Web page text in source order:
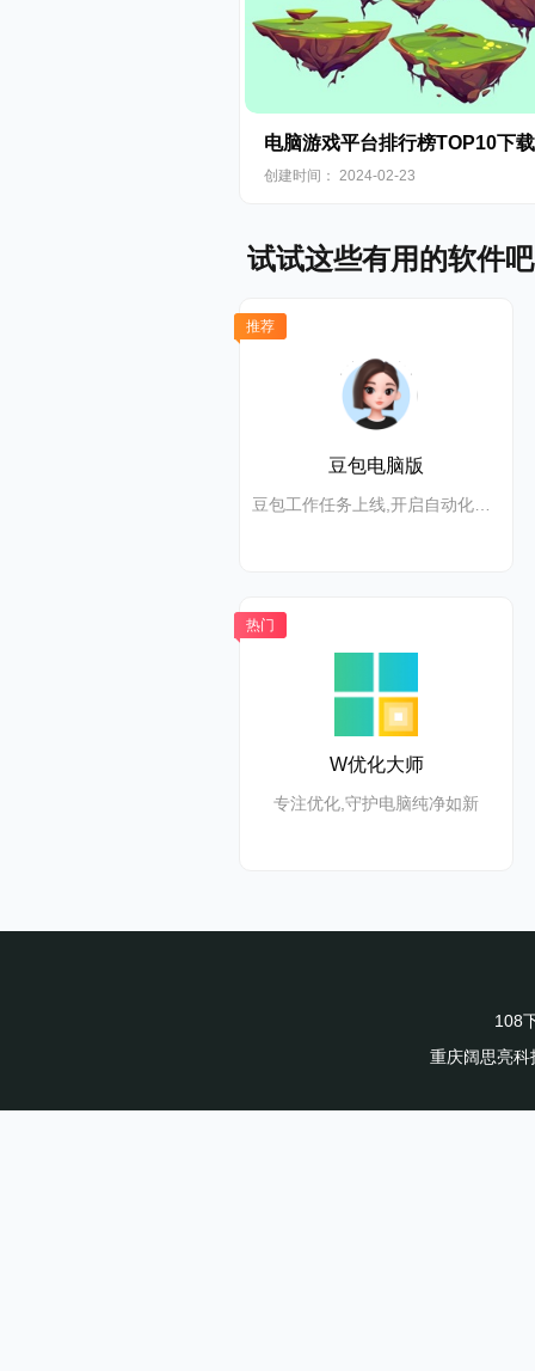
电脑游戏平台排行榜TOP10下载
创建时间： 2024-02-23
试试这些有用的软件吧
推荐
豆包电脑版
热门
W优化大师
专注优化,守护电脑纯净如新
108
重庆阔思亮